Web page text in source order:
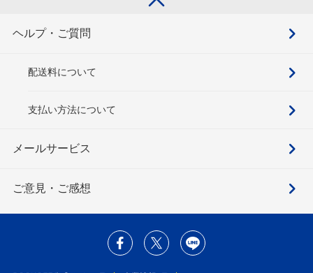
ヘルプ・ご質問
配送料について
支払い方法について
メールサービス
ご意見・ご感想